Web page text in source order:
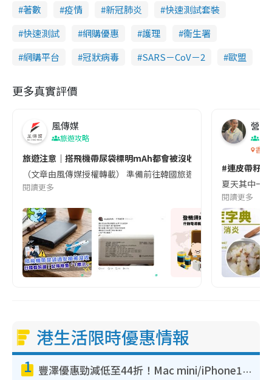
著數 疫情 新冠肺炎
快速測試套裝
快速測試
網購優惠 護理
衞生署
網購平台
冠狀病毒 SARS－CoV－2 歐盟
更多真實評價
風傳媒
旅遊攻略
旅遊注意｜搭飛機帶尿袋標明mAh都會被沒收😱出發前切記檢查
（文章由風傳媒授權轉載） 準備前往韓國旅遊的民眾，近期要
閱讀更多
營養
香港
#連皮帶籽
夏天其中一
閱讀更多
港生活限時優惠情報
1 豐澤優惠勁減低至44折！Mac mini/iPhone17Pro大減價！廚房家電$220起